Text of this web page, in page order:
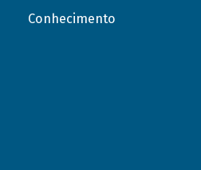
Conhecimento